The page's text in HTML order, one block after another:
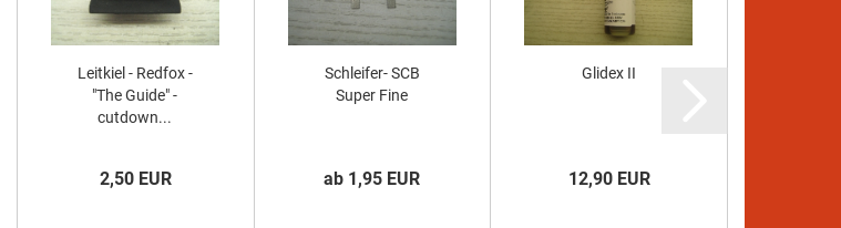
Leitkiel - Redfox -
"The Guide" -
cutdown...
2,50 EUR
Schleifer- SCB
Super Fine
ab 1,95 EUR
Glidex II
12,90 EUR